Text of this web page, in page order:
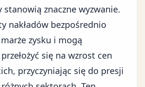
stanowią znaczne wyzwanie.
nakładów bezpośrednio
zysku i mogą
się na wzrost cen
przyczyniając się do presji